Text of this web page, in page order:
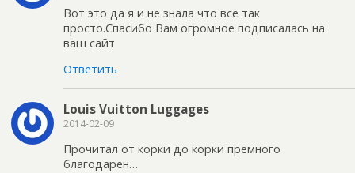
Вот это да я и не знала что все так
просто.Спасибо Вам огромное подписалась на
ваш сайт
Ответить
Louis Vuitton Luggages
2014-02-09
Прочитал от корки до корки премного
благодарен…